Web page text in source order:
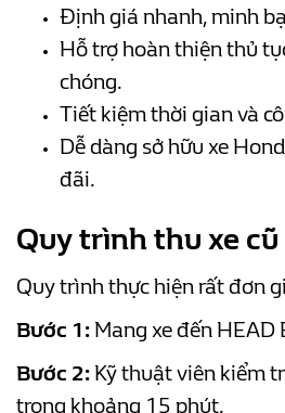
Định giá nhanh, minh
Hỗ trợ hoàn thiện thủ
chóng.
Tiết kiệm thời gian và
Dễ dàng sở hữu xe
đãi.
Quy trình thu xe cũ
Quy trình thực hiện rất đơn
Bước 1: Mang xe đến HEAD
Bước 2: Kỹ thuật viên kiểm
trong khoảng 15 phút.